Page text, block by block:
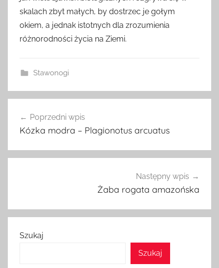
skalach zbyt małych, by dostrzec je gołym
okiem, a jednak istotnych dla zrozumienia
różnorodności życia na Ziemi.
Stawonogi
wpisu
Poprzedni wpis
Kózka modra – Plagionotus arcuatus
Następny wpis
Żaba rogata amazońska
Szukaj
Szukaj